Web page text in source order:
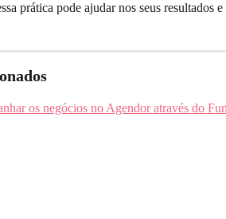
prática pode ajudar nos seus resultados
os negócios no Agendor através do